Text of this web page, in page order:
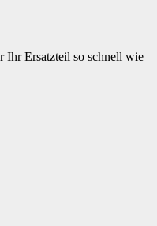
Ihr Ersatzteil so schnell wie